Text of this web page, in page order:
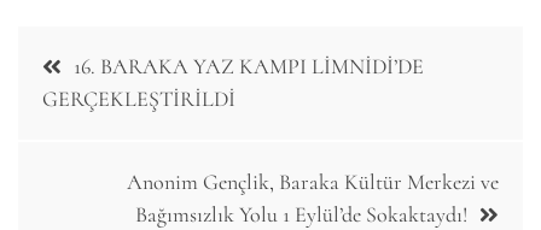
Post
navigation
16. BARAKA YAZ KAMPI LİMNİDİ’DE
GERÇEKLEŞTİRİLDİ
Anonim Gençlik, Baraka Kültür Merkezi ve
Bağımsızlık Yolu 1 Eylül’de Sokaktaydı!